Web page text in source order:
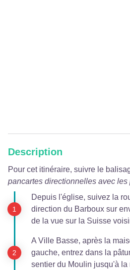
Description
Pour cet itinéraire, suivre le
pancartes directionnelles avec les
Depuis l'église, suivez la
direction du Barboux sur
de la vue sur la Suisse
A Ville Basse, après la
gauche, entrez dans la
sentier du Moulin jusqu'à la